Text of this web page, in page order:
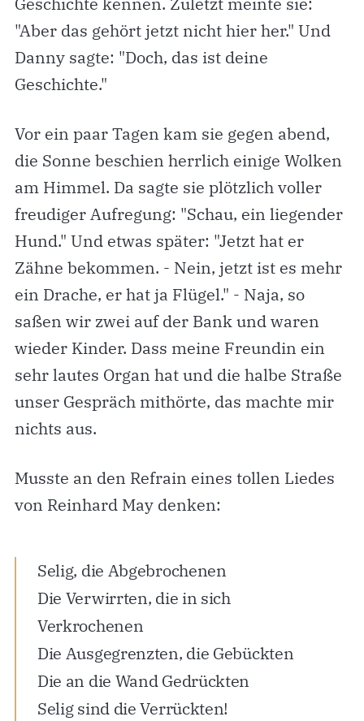
"Aber das gehört jetzt nicht hier her." Und
Danny sagte: "Doch, das ist deine
Geschichte."
Vor ein paar Tagen kam sie gegen abend,
die Sonne beschien herrlich einige Wolken
am Himmel. Da sagte sie plötzlich voller
freudiger Aufregung: "Schau, ein liegender
Hund." Und etwas später: "Jetzt hat er
Zähne bekommen. - Nein, jetzt ist es mehr
ein Drache, er hat ja Flügel." - Naja, so
saßen wir zwei auf der Bank und waren
wieder Kinder. Dass meine Freundin ein
sehr lautes Organ hat und die halbe Straße
unser Gespräch mithörte, das machte mir
nichts aus.
Musste an den Refrain eines tollen Liedes
von Reinhard May denken:
Selig, die Abgebrochenen
Die Verwirrten, die in sich
Verkrochenen
Die Ausgegrenzten, die Gebückten
Die an die Wand Gedrückten
Selig sind die Verrückten!